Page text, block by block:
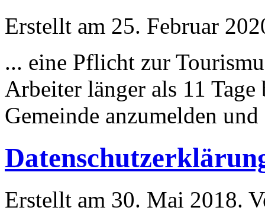
Erstellt am 25. Februar
... eine Pflicht zur
Arbeiter länger als 11
Gemeinde anzumelden
Erstellt am 30. Mai 2018.